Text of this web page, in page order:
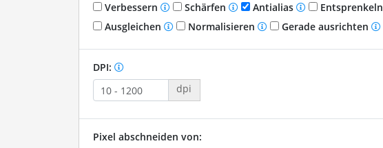
Verbessern Schärfen Antialias
Entsprenkeln
Ausgleichen
Normalisieren Gerade ausrichten
DPI:
dpi
Pixel abschneiden von: